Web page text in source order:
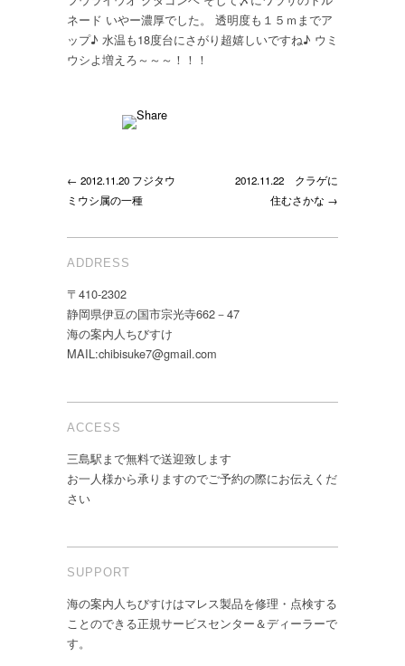
三
昧
ネード いやー濃厚でした。 透明度も１５ｍまでア
ップ♪ 水温も18度台にさがり超嬉しいですね♪ ウミ
ウシよ増えろ～～～！！！
← 2012.11.20 フジタウ
ミウシ属の一種
2012.11.22 クラゲに
住むさかな →
ADDRESS
〒410-2302
静岡県伊豆の国市宗光寺662－47
海の案内人ちびすけ
MAIL:chibisuke7@gmail.com
ACCESS
三島駅まで無料で送迎致します
お一人様から承りますのでご予約の際にお伝えくだ
さい
SUPPORT
海の案内人ちびすけはマレス製品を修理・点検する
ことのできる正規サービスセンター＆ディーラーで
す。